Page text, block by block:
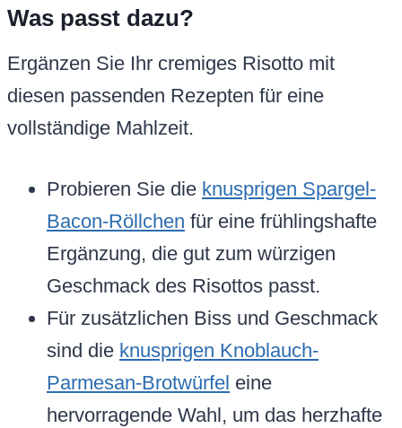
Was passt dazu?
Ergänzen Sie Ihr cremiges Risotto mit
diesen passenden Rezepten für eine
vollständige Mahlzeit.
Probieren Sie die knusprigen Spargel-
Bacon-Röllchen für eine frühlingshafte
Ergänzung, die gut zum würzigen
Geschmack des Risottos passt.
Für zusätzlichen Biss und Geschmack
sind die knusprigen Knoblauch-
Parmesan-Brotwürfel eine
hervorragende Wahl, um das herzhafte